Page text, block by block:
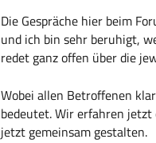
Die Gespräche hier beim
und ich bin sehr beruhigt,
redet ganz offen über die
Wobei allen Betroffenen
bedeutet. Wir erfahren jetzt
jetzt gemeinsam gestalten.